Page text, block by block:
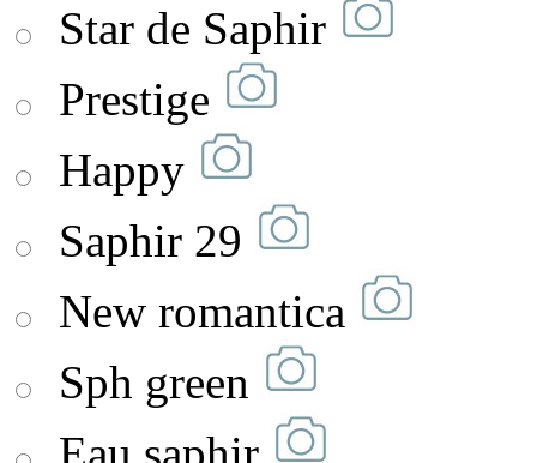
Star de Saphir
Prestige
Happy
Saphir 29
New romantica
Sph green
Eau saphir